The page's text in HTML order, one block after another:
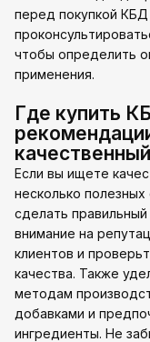
перед покупкой
чтобы определить
применения.
Где купить
Если вы ищете
несколько
сделать
внимание на
клиентов и
качества. Также
методам
добавками и
ингредиенты. Не